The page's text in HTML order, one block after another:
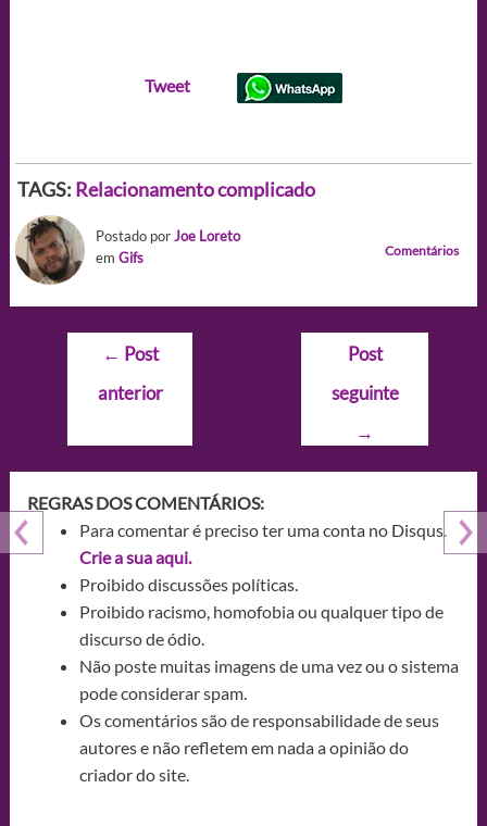
Tweet
TAGS: Relacionamento complicado
Postado porJoe Loreto
em Gifs Comentários
Navegação
Post
← Post
anterior
Post
seguinte
→
REGRAS DOS COMENTÁRIOS:
Para comentar é preciso ter uma conta no Disqus.
Crie a sua aqui.
Proibido discussões políticas.
Proibido racismo, homofobia ou qualquer tipo de
discurso de ódio.
Não poste muitas imagens de uma vez ou o sistema
pode considerar spam.
Os comentários são de responsabilidade de seus
autores e não refletem em nada a opinião do
criador do site.